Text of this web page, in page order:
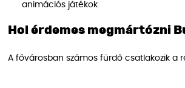
animációs játékok
Hol érdemes megmártózni
A fővárosban számos fürdő csatlakozik a